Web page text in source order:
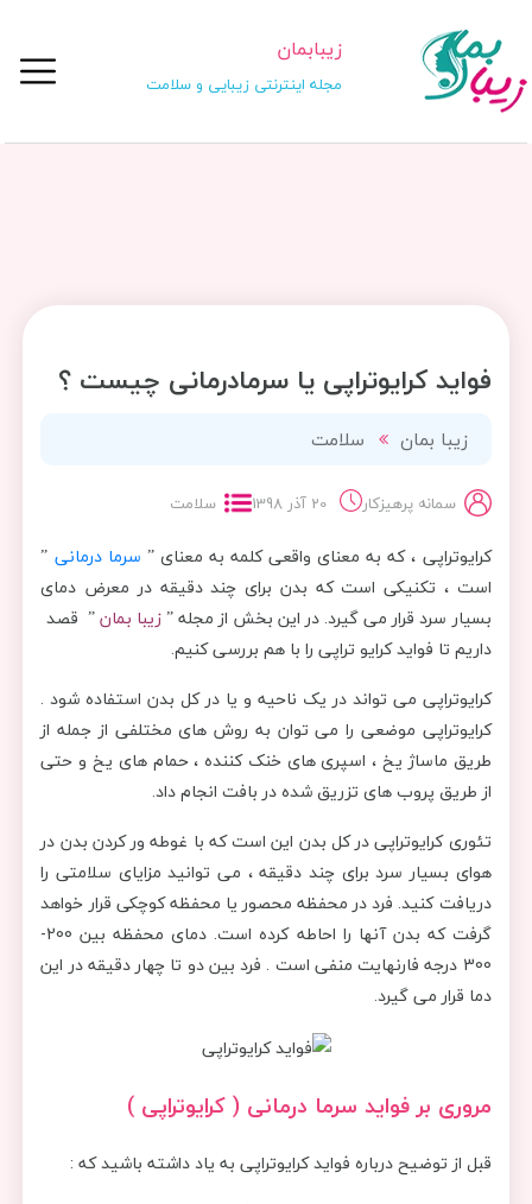
زیبابمان
مجله اینترنتی زیبایی و سلامت
فواید کرایوتراپی یا سرمادرمانی چیست ؟
زیبا بمان سلامت
سمانه پرهیزکار 20 آذر 1398 سلامت
کرایوتراپی ، که به معنای واقعی کلمه به معنای ” سرما درمانی ”
است ، تکنیکی است که بدن برای چند دقیقه در معرض دمای
بسیار سرد قرار می گیرد. در این بخش از مجله ”زیبا بمان” قصد
داریم تا فواید کرایو تراپی را با هم بررسی کنیم.
کرایوتراپی می تواند در یک ناحیه و یا در کل بدن استفاده شود .
کرایوتراپی موضعی را می توان به روش های مختلفی از جمله از
طریق ماساژ یخ ، اسپری های خنک کننده ، حمام های یخ و حتی
از طریق پروب های تزریق شده در بافت انجام داد.
تئوری کرایوتراپی در کل بدن این است که با غوطه ور کردن بدن در
هوای بسیار سرد برای چند دقیقه ، می توانید مزایای سلامتی را
دریافت کنید. فرد در محفظه محصور یا محفظه كوچكی قرار خواهد
گرفت كه بدن آنها را احاطه كرده است. دمای محفظه بین 200-
300 درجه فارنهایت منفی است . فرد بین دو تا چهار دقیقه در این
دما قرار می گیرد.
مروری بر فواید سرما درمانی ( کرایوتراپی )
قبل از توضیح درباره فواید کرایوتراپی به یاد داشته باشید که :